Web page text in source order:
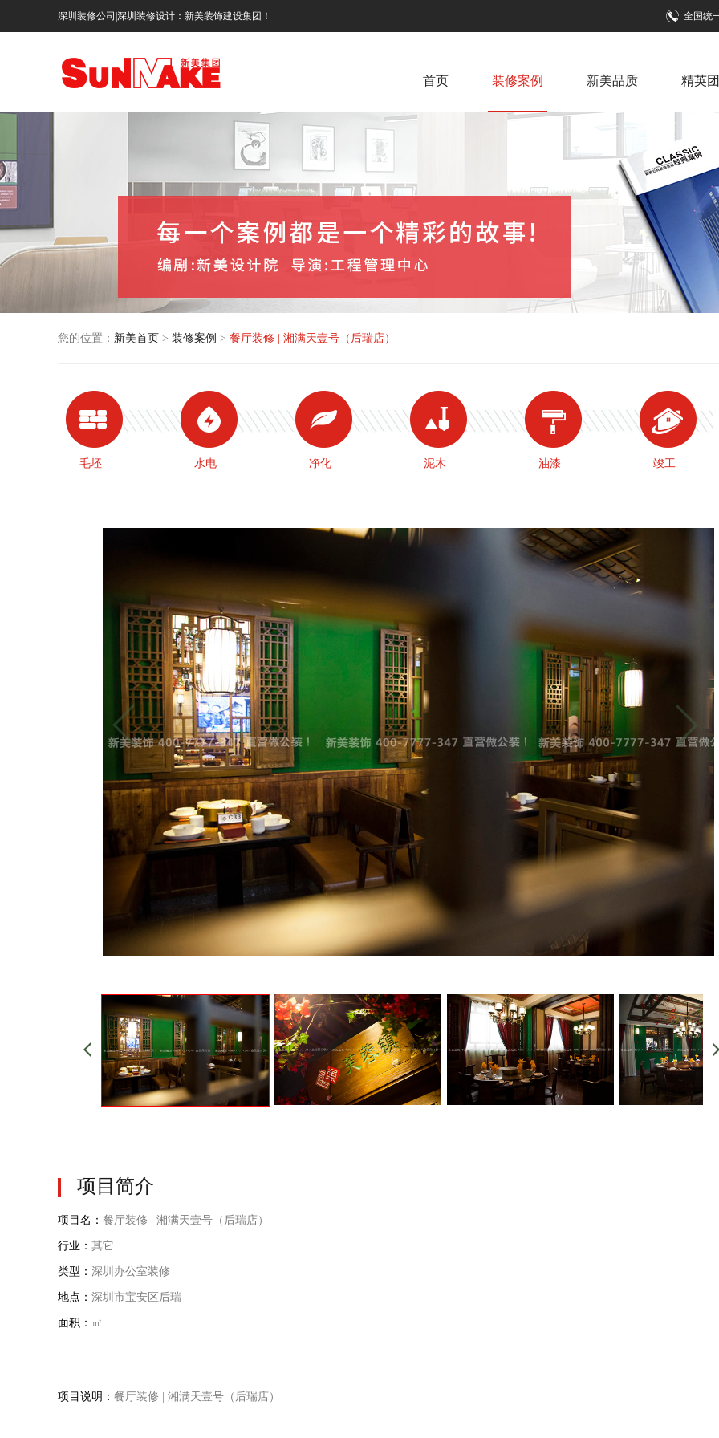
全国统
深圳装修公司|深圳装修设计：新美装饰建设集团！
首页 装修案例 新美品质 精英
您的位置： 新美首页 > 装修案例 > 餐厅装修 | 湘满天壹号（后瑞店）
毛坯 水电 净化 泥木 油漆 竣工
项目简介
项目名： 餐厅装修 | 湘满天壹号（后瑞店）
行业： 其它
类型： 深圳办公室装修
地点： 深圳市宝安区后瑞
面积： ㎡
项目说明： 餐厅装修 | 湘满天壹号（后瑞店）